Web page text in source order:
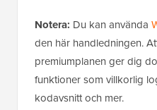
Notera: Du kan använda
den här handledningen.
premiumplanen ger dig
funktioner som villkorlig
kodavsnitt och mer.